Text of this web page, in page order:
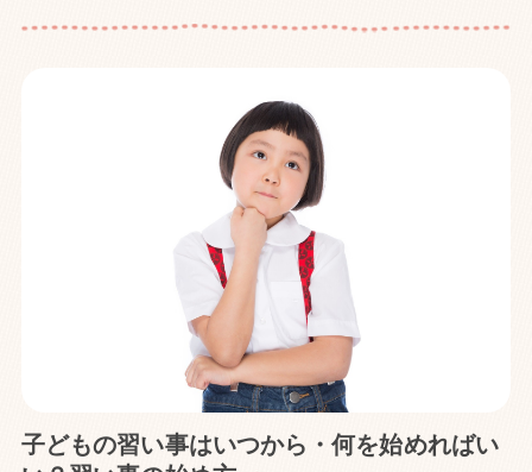
子どもの習い事はいつから・何を始めればい